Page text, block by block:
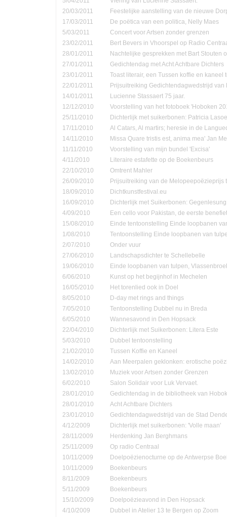
20/03/2011
Feestelijke aanstelling van de nieuwe
17/03/2011
De poëtica van een politica, Nelly Maes
5/03/2011
Concert voor Artsen zonder grenzen
23/02/2011
Bert Bevers in Vhoorspel op Radio
28/01/2011
Nachtelijke gesprekken met Bart Stouten
27/01/2011
Gedichtendag met Acht Achtbare Dichters
23/01/2011
Toast literair, een Tussen koffie en kaneel
22/01/2011
Prijsuitreiking Gedichtendagwedstrijd van
14/01/2011
Lucienne Stassaert 75 jaar.
12/12/2010
Voorstelling van het fotoboek 'Hoboken
25/11/2010
Dichterlijk met suikerbonen: Patricia
17/11/2010
Al Catars, Al martirs; heresie in de
14/11/2010
Missa Quare tristis est, anima mea' Jan
11/11/2010
Voorstelling van mijn bundel 'Excisa'
4/11/2010
Literaire estafette op de Boekenbeurs
22/10/2010
Omtrent Mahler
26/09/2010
Prijsuitreiking van de Melopeepoëzieprijs
18/09/2010
Dichtkunstfestival.eu
16/09/2010
Dichterlijk met Suikerbonen:
4/09/2010
Een cello voor Pakistan, de eerste
15/08/2010
Einde tentoonstelling Einde loopbanen
1/08/2010
Tentoonstelling Einde loopbanen van
2/07/2010
Onder vuur
27/06/2010
Landschapsdichter te Schellebelle
19/06/2010
Einde loopbanen van tulpen,
6/06/2010
Kunst op het begijnhof in Mechelen
16/05/2010
Het torenlied ook in Doel
8/05/2010
D-day met rings and things
7/05/2010
Tentoonstelling Dubbel nu in Breda
6/05/2010
Wannesavond in Den Hopsack
22/04/2010
Dichterlijk met Suikerbonen: Litera Este
5/03/2010
Dubbel tentoonstelling
21/02/2010
Tussen Koffie en Kaneel
14/02/2010
Aan Meerpalen geklonken: erotische
13/02/2010
Muziek voor Artsen zonder Grenzen
6/02/2010
Salon Solidair voor Luk Vervaet.
28/01/2010
Gedichtendag in de bibliotheek van
28/01/2010
Acht Achtbare Dichters
23/01/2010
Gedichtendagwedstrijd van de Stad
4/12/2009
Dichterlijk met suikerbonen: 'Volle maan'
28/11/2009
Herdenking Jan Berghmans
25/11/2009
Op radio Centraal
10/11/2009
Doelpoëzienocturne op de Antwerpse
10/11/2009
Boekenbeurs
8/11/2009
Boekenbeurs
5/11/2009
Boekenbeurs
15/10/2009
Doelpoëzieavond in Den Hopsack
4/10/2009
Dubbel in Atelier 13 te Bergen op Zoom